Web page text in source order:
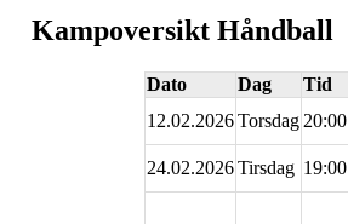
Kampoversikt Håndball
Dato Dag Tid
12.02.2026Torsdag 20:00
24.02.2026Tirsdag 19:00